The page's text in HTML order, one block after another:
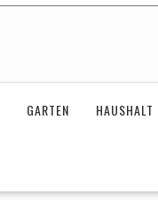
GARTEN HAUSHALT